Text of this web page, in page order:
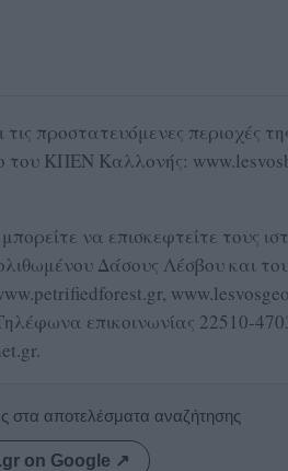
προστατευόμενες περιοχές
του ΚΠΕΝ Καλλονής:
να επισκεφτείτε τους
Δάσους Λέσβου και
επικοινωνίας 22510-
στα αποτελέσματα αναζήτησης
on Google ↗